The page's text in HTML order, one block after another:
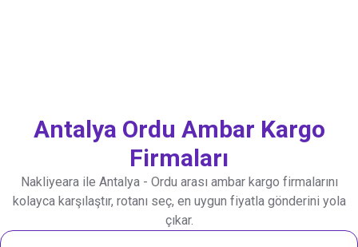
Antalya Ordu Ambar Kargo
Firmaları
Nakliyeara ile Antalya- Ordu arası ambar kargo firmalarını
kolayca karşılaştır, rotanı seç, en uygun fiyatla gönderini yola
çıkar.
Nakliye Rotası Ara